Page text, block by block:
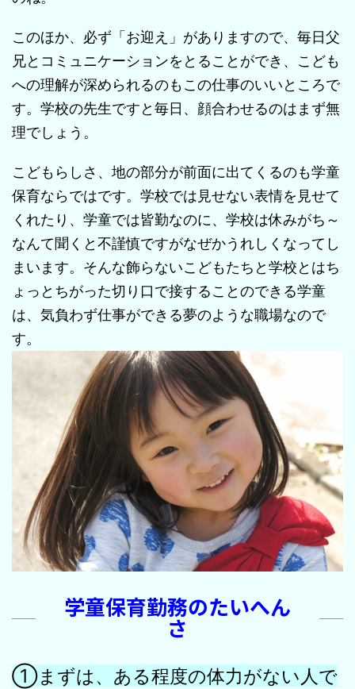
このほか、必ず「お迎え」がありますので、毎日父
兄とコミュニケーションをとることができ、こども
への理解が深められるのもこの仕事のいいところで
す。学校の先生ですと毎日、顔合わせるのはまず無
理でしょう。
こどもらしさ、地の部分が前面に出てくるのも学童
保育ならではです。学校では見せない表情を見せて
くれたり、学童では皆勤なのに、学校は休みがち～
なんて聞くと不謹慎ですがなぜかうれしくなってし
まいます。そんな飾らないこどもたちと学校とはち
ょっとちがった切り口で接することのできる学童
は、気負わず仕事ができる夢のような職場なので
す。
学童保育勤務のたいへん
さ
①まずは、ある程度の体力がない人で